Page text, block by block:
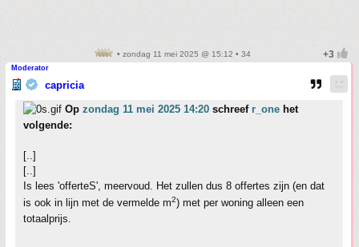
• zondag 11 mei 2025 @ 15:12 • 34
Moderator
capricia
Op zondag 11 mei 2025 14:20 schreef r_one het
volgende:
[..]
[..]
Is lees 'offerteS', meervoud. Het zullen dus 8 offertes zijn (en dat
is ook in lijn met de vermelde m2) met per woning alleen een
totaalprijs.